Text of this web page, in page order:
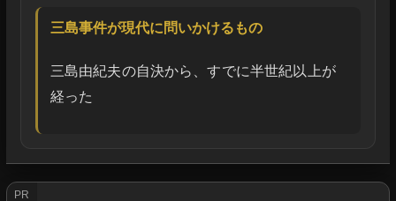
三島事件が現代に問いかけるもの
三島由紀夫の自決から、すでに半世紀以上が
経った
PR